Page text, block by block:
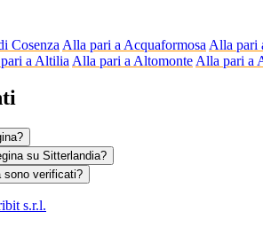
Cosenza Alla pari a Acquaformosa Alla pari
a Altilia Alla pari a Altomonte Alla pari a
su Sitterlandia?
sono verificati?
s.r.l.